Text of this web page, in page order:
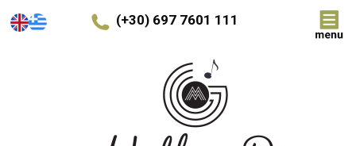
(+30) 697 7601 111